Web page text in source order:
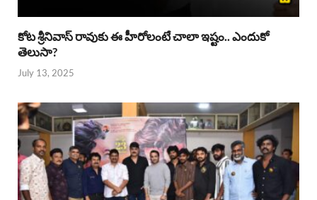
కోట శ్రీనివాస్ రావుకు ఈ హీరోలంటే చాలా ఇష్టం.. ఎందుకో
తెలుసా?
July 13, 2025